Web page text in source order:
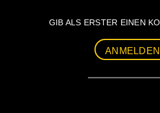
GIB ALS ERSTER EINEN
ANMELDEN